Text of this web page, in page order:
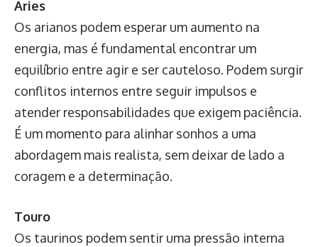
Áries
Os arianos podem esperar um aumento na
energia, mas é fundamental encontrar um
equilíbrio entre agir e ser cauteloso. Podem surgir
conflitos internos entre seguir impulsos e
atender responsabilidades que exigem paciência.
É um momento para alinhar sonhos a uma
abordagem mais realista, sem deixar de lado a
coragem e a determinação.
Touro
Os taurinos podem sentir uma pressão interna